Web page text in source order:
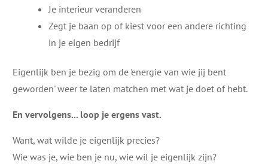
Je interieur veranderen
Zegt je baan op of kiest voor een andere richting
in je eigen bedrijf
Eigenlijk ben je bezig om de 'energie van wie jij bent
geworden' weer te laten matchen met wat je doet of hebt.
En vervolgens... loop je ergens vast.
Want, wat wilde je eigenlijk precies?
Wie was je, wie ben je nu, wie wil je eigenlijk zijn?